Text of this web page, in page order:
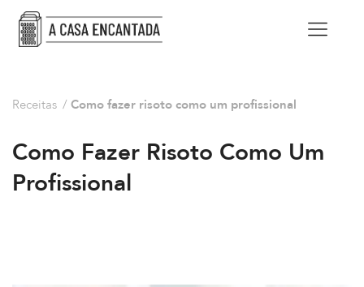
Receitas / Como fazer risoto como um profissional
Como Fazer Risoto Como Um
Profissional